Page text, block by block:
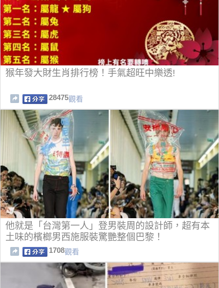
猴年發大財生肖排行榜！手氣超旺中樂透!
28475觀看
他就是「台灣第一人」登男裝周的設計師，超有本
土味的檳榔男西施服裝驚艷整個巴黎！
1708觀看